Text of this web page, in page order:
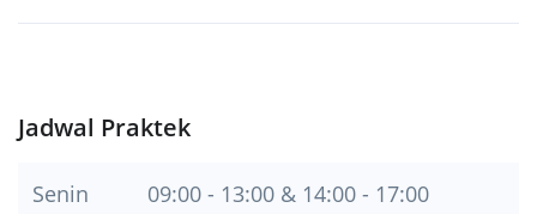
Jadwal Praktek
Senin 09:00 - 13:00 & 14:00 - 17:00